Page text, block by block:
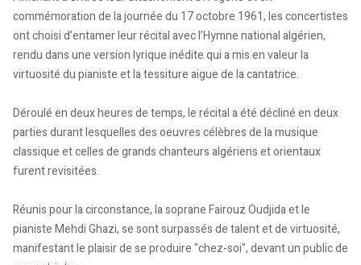
commémoration de la journée du 17 octobre 1961, les concertistes
ont choisi d’entamer leur récital avec l’Hymne national algérien,
rendu dans une version lyrique inédite qui a mis en valeur la
virtuosité du pianiste et la tessiture aigue de la cantatrice.
Déroulé en deux heures de temps, le récital a été décliné en deux
parties durant lesquelles des oeuvres célèbres de la musique
classique et celles de grands chanteurs algériens et orientaux
furent revisitées.
Réunis pour la circonstance, la soprane Fairouz Oudjida et le
pianiste Mehdi Ghazi, se sont surpassés de talent et de virtuosité,
manifestant le plaisir de se produire "chez-soi", devant un public de